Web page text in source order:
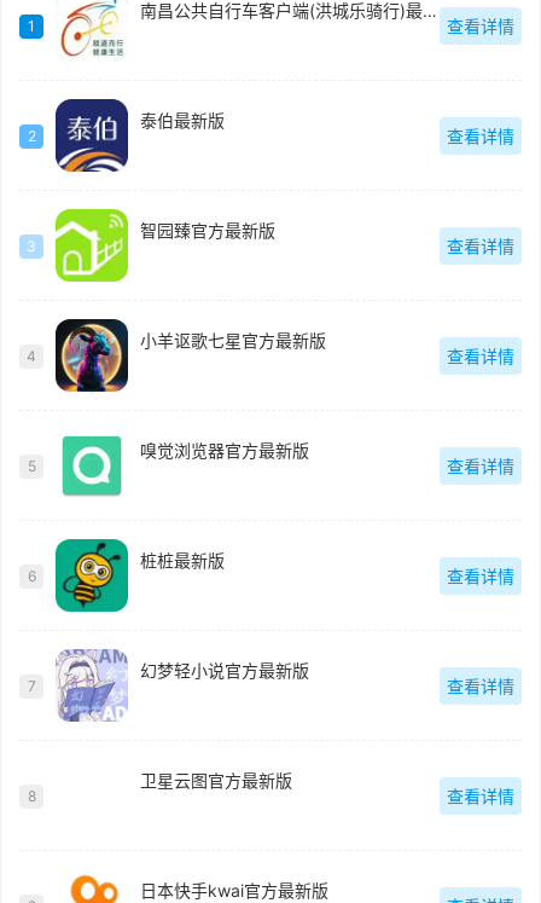
1
南昌公共自行车客户端(洪城乐骑行)最新版
查看详情
2
泰伯最新版
查看详情
3
智园臻官方最新版
查看详情
4
小羊讴歌七星官方最新版
查看详情
5
嗅觉浏览器官方最新版
查看详情
6
桩桩最新版
查看详情
7
幻梦轻小说官方最新版
查看详情
8
卫星云图官方最新版
查看详情
日本快手kwai官方最新版